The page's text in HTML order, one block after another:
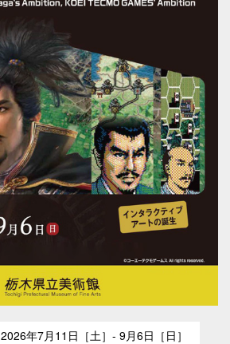
2026年7月11日［土］- 9月6日［日］